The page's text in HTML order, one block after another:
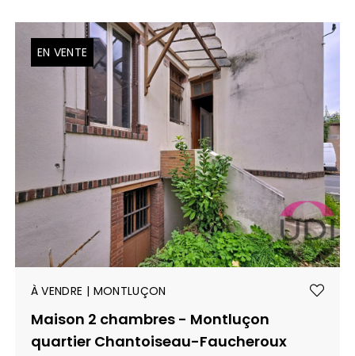
EN VENTE
À VENDRE | MONTLUÇON
Maison 2 chambres - Montluçon
quartier Chantoiseau-Faucheroux